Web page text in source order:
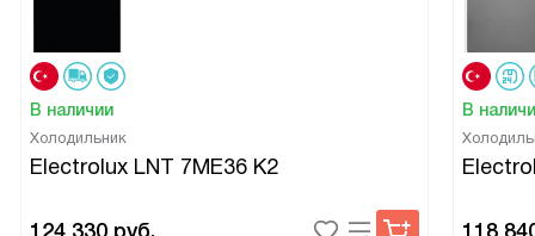
В наличии
Холодильник
Electrolux LNT 7ME36 K2
В